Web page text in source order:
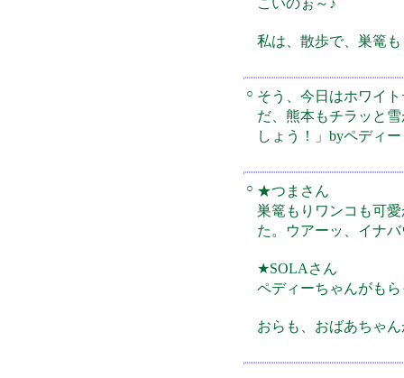
私は、散歩で、巣篭
○ そう、今日はホワイ
だ、熊本もチラッと
しょう！」byペディー
○ ★つまさん
巣篭もりワンコも可
た。ウアーッ、イナ
★SOLAさん
ペディーちゃんがも
おらも、おばあちゃ